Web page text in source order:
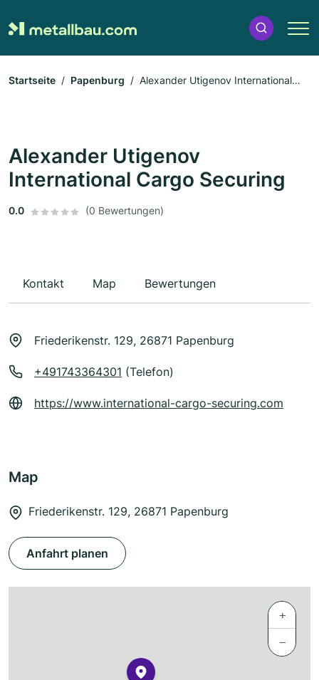
Startseite Papenburg
Alexander Utigenov International
Alexander Utigenov
International Cargo Securing
0.0 (0 Bewertungen)
Kontakt Map Bewertungen
Friederikenstr. 129, 26871 Papenburg
+491743364301 (Telefon)
https://www.international-cargo-securing.com
Map
Friederikenstr. 129, 26871 Papenburg
Anfahrt planen
+
−